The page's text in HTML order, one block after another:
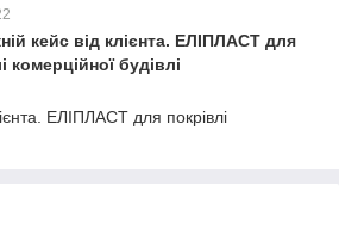
кейс від клієнта. ЕЛІПЛАСТ для
комерційної будівлі
ЕЛІПЛАСТ для покрівлі